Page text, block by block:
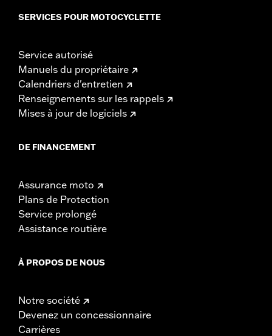
SERVICES POUR MOTOCYCLETTE
Service autorisé
Manuels du propriétaire
Calendriers d'entretien
Renseignements sur les rappels
Mises à jour de logiciels
DE FINANCEMENT
Assurance moto
Plans de Protection
Service prolongé
Assistance routière
À PROPOS DE NOUS
Notre société
Devenez un concessionnaire
Carrières